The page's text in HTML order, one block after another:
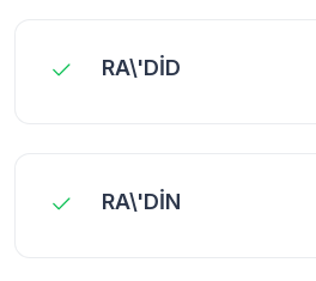
RA\'DİD
RA\'DİN